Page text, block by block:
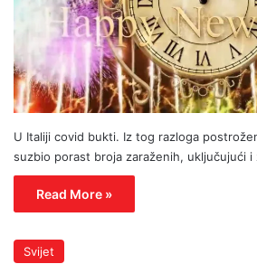
U Italiji covid bukti. Iz tog razloga
suzbio porast broja zaraženih, uključujući i
Read More »
Svijet